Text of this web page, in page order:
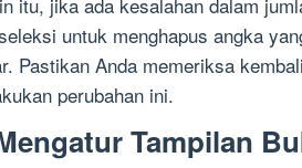
untuk menghapus angka
Pastikan Anda memeriksa
perubahan ini.
Tampilan